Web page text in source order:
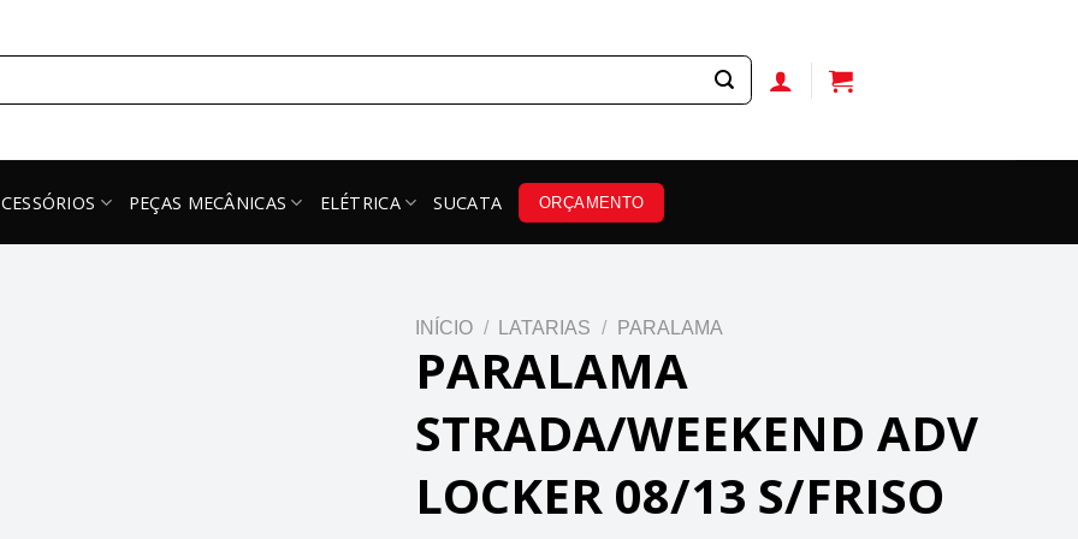
PEÇAS MECÂNICAS ELÉTRICA SUCATA ORÇAMENTO
INÍCIO / LATARIAS / PARALAMA
PARALAMA
STRADA/WEEKEND ADV
LOCKER 08/13 S/FRISO